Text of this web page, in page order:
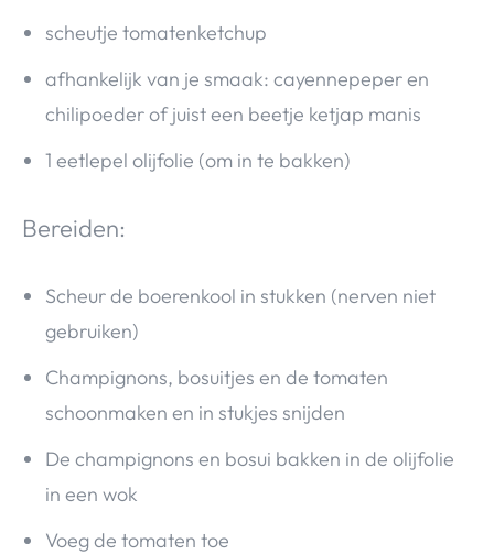
scheutje tomatenketchup
afhankelijk van je smaak: cayennepeper en
chilipoeder of juist een beetje ketjap manis
1 eetlepel olijfolie (om in te bakken)
Bereiden:
Scheur de boerenkool in stukken (nerven niet
gebruiken)
Champignons, bosuitjes en de tomaten
schoonmaken en in stukjes snijden
De champignons en bosui bakken in de olijfolie
in een wok
Voeg de tomaten toe